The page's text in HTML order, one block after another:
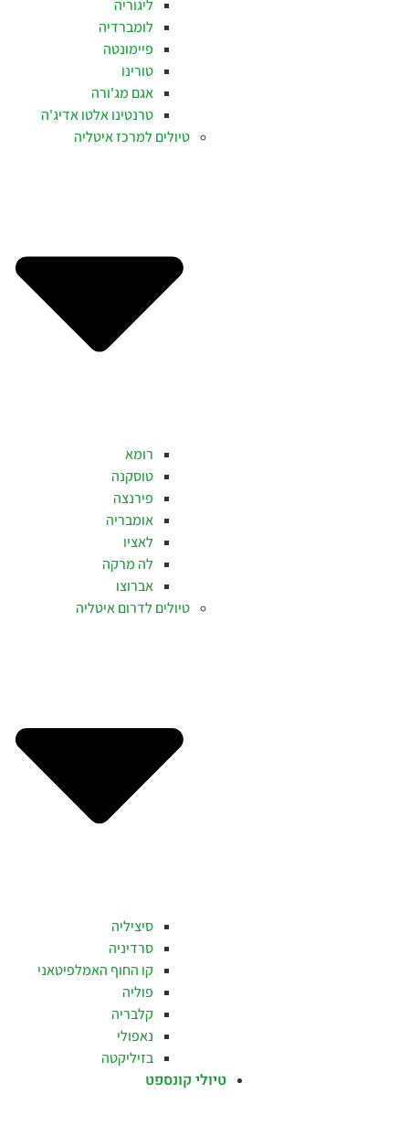
ליגוריה
לומברדיה
פיימונטה
טורינו
אגם מג'ורה
טרנטינו אלטו אדיג'ה
טיולים למרכז איטליה
רומא
טוסקנה
פירנצה
אומבריה
לאציו
לה מרקה
אברוצו
טיולים לדרום איטליה
סיציליה
סרדיניה
קו החוף האמלפיטאני
פוליה
קלבריה
נאפולי
בזיליקטה
טיולי קונספט